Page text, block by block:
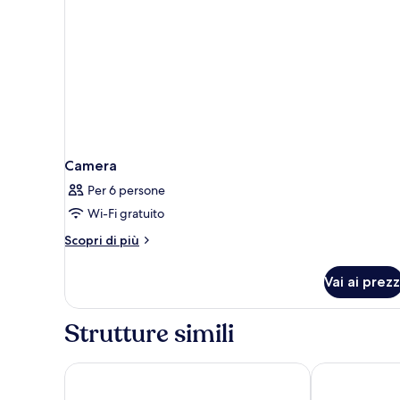
Camera
Per 6 persone
Wi-Fi gratuito
Scopri di più
Altri
Vai ai
Strutture simili
The Parisian Macao Andaz Macau